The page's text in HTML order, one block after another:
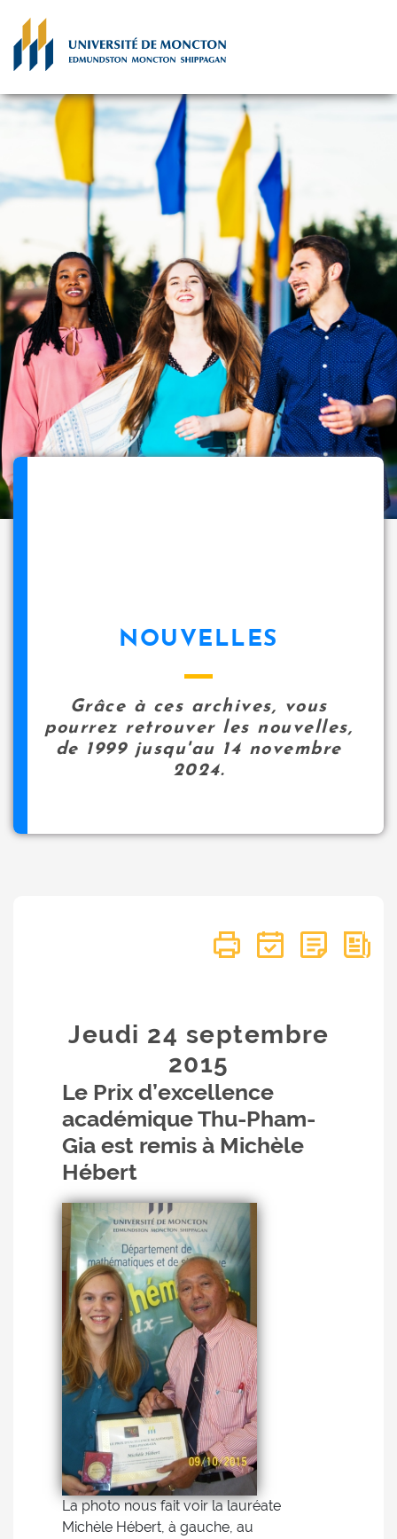
NOUVELLES
Grâce à ces archives, vous
pourrez retrouver les nouvelles,
de 1999 jusqu'au 14 novembre
2024.
Jeudi 24 septembre
2015
Le Prix d’excellence
académique Thu-Pham-
Gia est remis à Michèle
Hébert
La photo nous fait voir la lauréate
Michèle Hébert, à gauche, au